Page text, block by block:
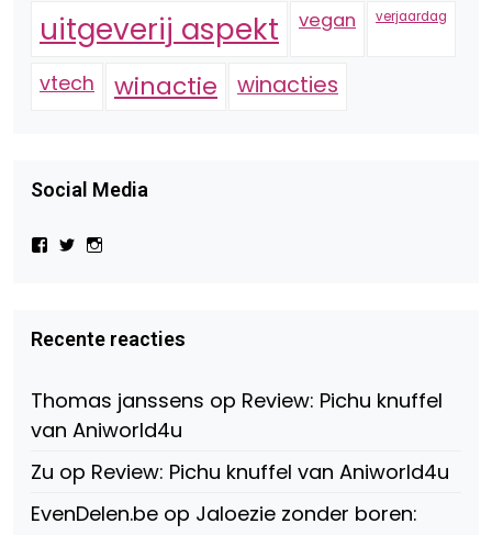
uitgeverij aspekt vegan verjaardag
vtech winactie winacties
Social Media
Bekijk
Beauty-
147775071915783/?
Facebook
Bekijk
op
Twitter
op
Instagram
Recente reacties
Thomas janssens op Review: Pichu knuffel
van Aniworld4u
Zu op Review: Pichu knuffel van Aniworld4u
EvenDelen.be op Jaloezie zonder boren: